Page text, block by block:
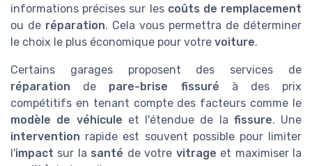
informations précises sur les coûts de remplacement
ou de réparation. Cela vous permettra de déterminer
le choix le plus économique pour votre voiture.
Certains garages proposent des services de
réparation de pare-brise fissuré à des prix
compétitifs en tenant compte des facteurs comme le
modèle de véhicule et l'étendue de la fissure. Une
intervention rapide est souvent possible pour limiter
l'impact sur la santé de votre vitrage et maximiser la